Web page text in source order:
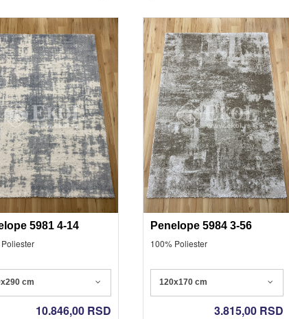
5981 4-14
cm
10.846,00RSD
Penelope 5984 3-56
100% Poliester
120x170 cm
3.815,00RSD